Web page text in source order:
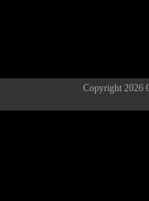
Copyright 2026